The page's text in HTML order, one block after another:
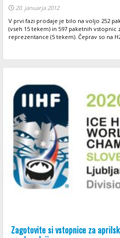
20. januarja 2012
V prvi fazi prodaje je bilo na voljo 252
(vseh 15 tekem) in 597 paketnih vstopnic
reprezentance (5 tekem). Čeprav so na
Zagotovite si vstopnice za